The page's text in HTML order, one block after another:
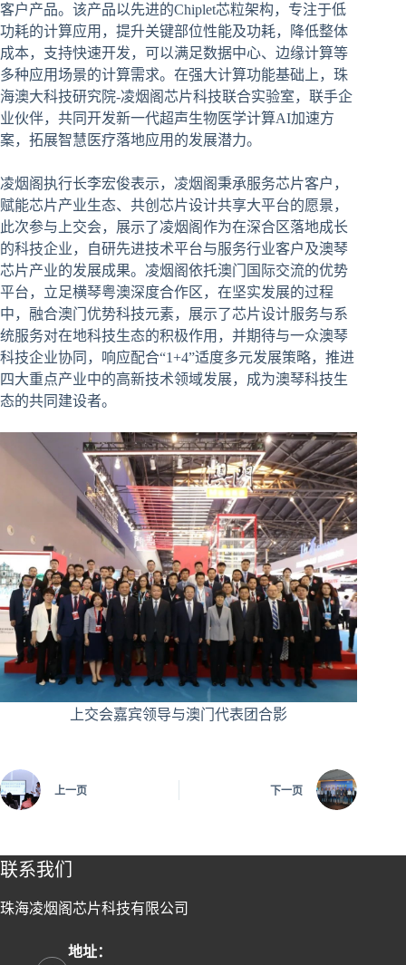
客户产品。该产品以先进的Chiplet芯粒架构，专注于低
功耗的计算应用，提升关键部位性能及功耗，降低整体
成本，支持快速开发，可以满足数据中心、边缘计算等
多种应用场景的计算需求。在强大计算功能基础上，珠
海澳大科技研究院-凌烟阁芯片科技联合实验室，联手企
业伙伴，共同开发新一代超声生物医学计算AI加速方
案，拓展智慧医疗落地应用的发展潜力。
凌烟阁执行长李宏俊表示，凌烟阁秉承服务芯片客户，
赋能芯片产业生态、共创芯片设计共享大平台的愿景，
此次参与上交会，展示了凌烟阁作为在深合区落地成长
的科技企业，自研先进技术平台与服务行业客户及澳琴
芯片产业的发展成果。凌烟阁依托澳门国际交流的优势
平台，立足横琴粤澳深度合作区，在坚实发展的过程
中，融合澳门优势科技元素，展示了芯片设计服务与系
统服务对在地科技生态的积极作用，并期待与一众澳琴
科技企业协同，响应配合“1+4”适度多元发展策略，推进
四大重点产业中的高新技术领域发展，成为澳琴科技生
态的共同建设者。
上交会嘉宾领导与澳门代表团合影
上一页 下一页
联系我们
珠海凌烟阁芯片科技有限公司
地址：